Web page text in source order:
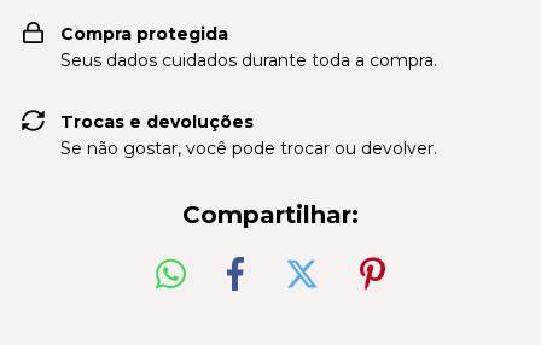
Compra protegida
Seus dados cuidados durante toda a compra.
Trocas e devoluções
Se não gostar, você pode trocar ou devolver.
Compartilhar: